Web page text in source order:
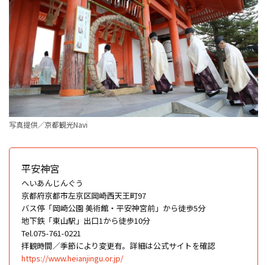
写真提供／京都観光Navi
平安神宮
へいあんじんぐう
京都府京都市左京区岡崎西天王町97
バス停「岡崎公園 美術館・平安神宮前」から徒歩5分
地下鉄「東山駅」出口1から徒歩10分
Tel.075-761-0221
拝観時間／季節により変更有。詳細は公式サイトを確認
https://www.heianjingu.or.jp/